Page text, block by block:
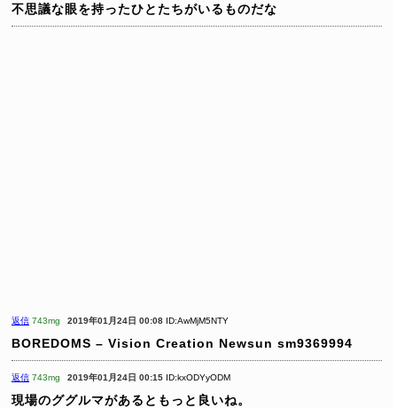
不思議な眼を持ったひとたちがいるものだな
返信 743mg 2019年01月24日 00:08 ID:AwMjM5NTY
BOREDOMS – Vision Creation Newsun sm9369994
返信 743mg 2019年01月24日 00:15 ID:kxODYyODM
現場のググルマがあるともっと良いね。